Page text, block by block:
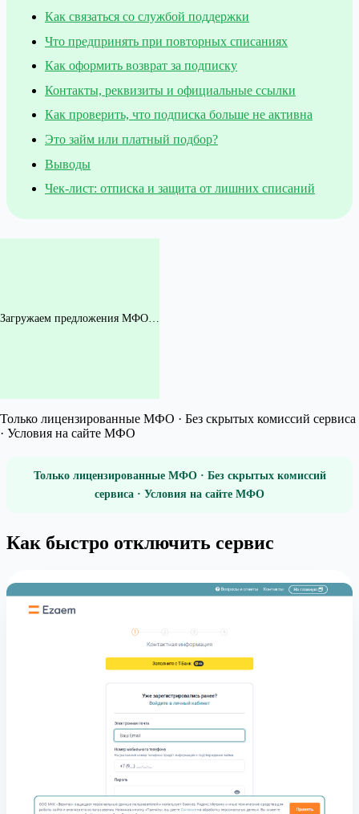
Как связаться со службой поддержки
Что предпринять при повторных списаниях
Как оформить возврат за подписку
Контакты, реквизиты и официальные ссылки
Как проверить, что подписка больше не активна
Это займ или платный подбор?
Выводы
Чек-лист: отписка и защита от лишних списаний
Загружаем предложения МФО…
Только лицензированные МФО · Без скрытых комиссий сервиса
· Условия на сайте МФО
Только лицензированные МФО · Без скрытых комиссий
сервиса · Условия на сайте МФО
Как быстро отключить сервис